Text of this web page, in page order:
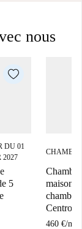
nous
DU 01
2027
5
CHAMBRE
maison
Centro,
460 €/